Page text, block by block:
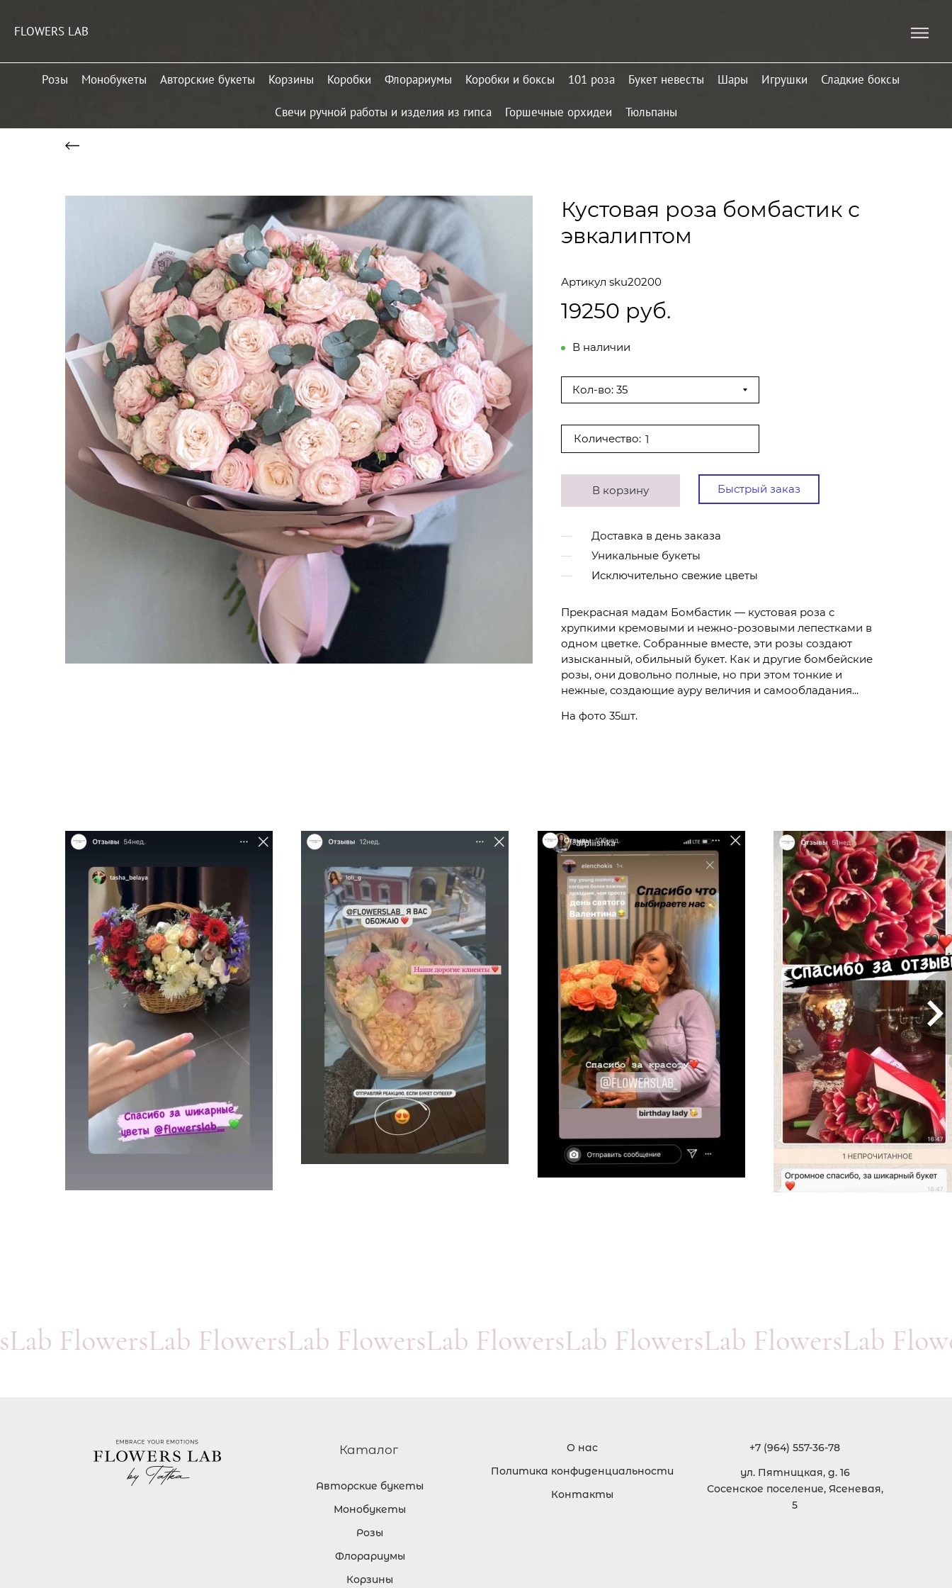
FLOWERS LAB
Розы Монобукеты Авторские букеты Корзины Коробки Флорариумы Коробки и боксы 101 роза Букет невесты Шары Игрушки Сладкие боксы
Свечи ручной работы и изделия из гипса Горшечные орхидеи Тюльпаны
Кустовая роза бомбастик с
эвкалиптом
Артикул sku20200
19250 руб.
В наличии
Кол-во: 35
Количество:
В корзину Быстрый заказ
Доставка в день заказа
Уникальные букеты
Исключительно свежие цветы
Прекрасная мадам Бомбастик — кустовая роза с
хрупкими кремовыми и нежно-розовыми лепестками в
одном цветке. Собранные вместе, эти розы создают
изысканный, обильный букет. Как и другие бомбейские
розы, они довольно полные, но при этом тонкие и
нежные, создающие ауру величия и самообладания...
На фото 35шт.
FlowersLab FlowersLab FlowersLab FlowersLab FlowersLab FlowersLab
Каталог
Авторские букеты
Монобукеты
Розы
Флорариумы
Корзины
О нас
Политика конфиденциальности
Контакты
+7 (964) 557-36-78
ул. Пятницкая, д. 16
Сосенское поселение, Ясеневая,
5